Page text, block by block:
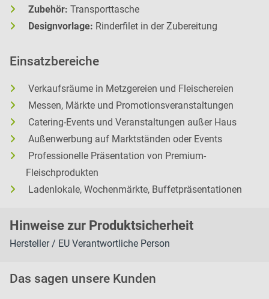
Zubehör: Transporttasche
Designvorlage: Rinderfilet in der Zubereitung
Einsatzbereiche
Verkaufsräume in Metzgereien und Fleischereien
Messen, Märkte und Promotionsveranstaltungen
Catering-Events und Veranstaltungen außer Haus
Außenwerbung auf Marktständen oder Events
Professionelle Präsentation von Premium-
Fleischprodukten
Ladenlokale, Wochenmärkte, Buffetpräsentationen
Hinweise zur Produktsicherheit
Hersteller / EU Verantwortliche Person
Das sagen unsere Kunden